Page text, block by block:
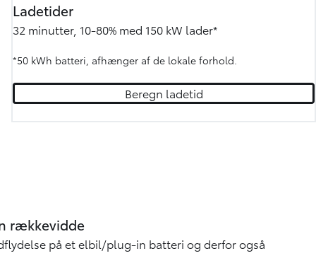
Ladetider
32 minutter, 10-80% med 150 kW lader*
*50 kWh batteri, afhænger af de lokale forhold.
Beregn ladetid
rækkevidde
på et elbil/plug-in batteri og derfor også